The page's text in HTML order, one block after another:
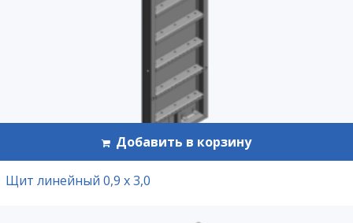
Добавить в корзину
Щит линейный 0,9 х 3,0